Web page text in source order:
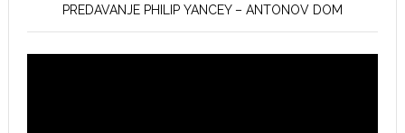
PREDAVANJE PHILIP YANCEY – ANTONOV DOM